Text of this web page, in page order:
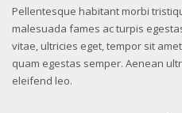
baseado
em
avaliações
clientes
Pellentesque habitant morbi
malesuada fames ac turpis
vitae, ultricies eget, tempor sit
quam egestas semper. Aenean
eleifend leo.